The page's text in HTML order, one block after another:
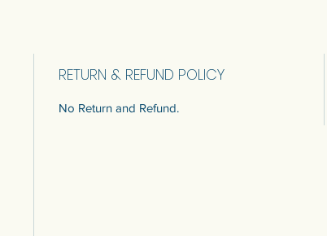
RETURN & REFUND POLICY
No Return and Refund.